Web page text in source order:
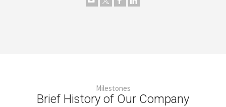
Milestones
Brief History of Our Company